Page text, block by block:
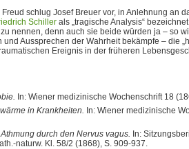
schlug Josef Breuer vor, in Anlehnung an
Schiller als „tragische Analysis“
zu nennen, denn auch sie beide würden ja – so
Aussprechen der Wahrheit bekämpfe – die
Ereignis in der früheren
In: Wiener medizinische Wochenschrift 18
in Krankheiten. In: Wiener medizinische
durch den Nervus vagus. In:
naturw. Kl. 58/2 (1868), S. 909-937.